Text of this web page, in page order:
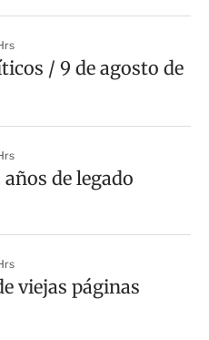
/ 9 de agosto de
de legado
viejas páginas